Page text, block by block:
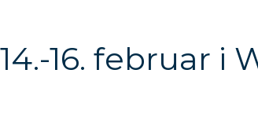
14.-16. februar i